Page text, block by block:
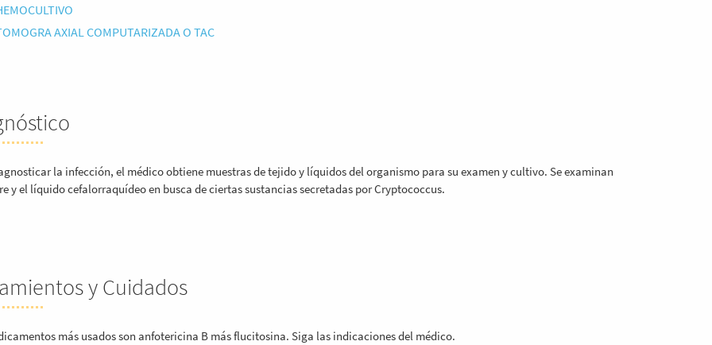
AXIAL COMPUTARIZADA O TAC
la infección, el médico obtiene muestras de tejido y líquidos del organismo para su examen y cultivo. Se examinan
y el líquido cefalorraquídeo en busca de ciertas sustancias secretadas por Cryptococcus.
y Cuidados
más usados son anfotericina B más flucitosina. Siga las indicaciones del médico.